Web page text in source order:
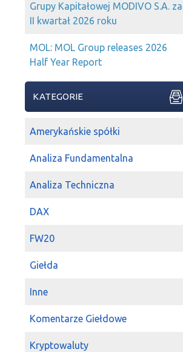
Grupy Kapitałowej MODIVO S.A. za
II kwartał 2026 roku
MOL: MOL Group releases 2026
Half Year Report
KATEGORIE
Amerykańskie spółki
Analiza Fundamentalna
Analiza Techniczna
DAX
FW20
Giełda
Inne
Komentarze Giełdowe
Kryptowaluty